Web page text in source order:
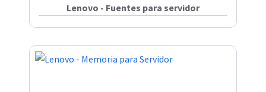
Lenovo - Fuentes para servidor